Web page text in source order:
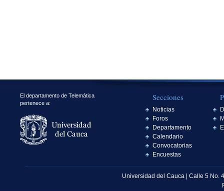
El departamento de Telemática
pertenece a:
Secciones
Noticias
Foros
Departamento
Calendario
Convocatorias
Encuestas
Universidad del Cauca | Calle 5 No.